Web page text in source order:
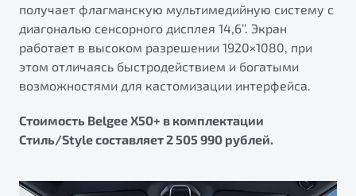
получает флагманскую мультимедийную систему с
диагональю сенсорного дисплея 14,6’’. Экран
работает в высоком разрешении 1920×1080, при
этом отличаясь быстродействием и богатыми
возможностями для кастомизации интерфейса.
Стоимость Belgee X50+ в комплектации
Стиль/Style составляет 2 505 990 рублей.